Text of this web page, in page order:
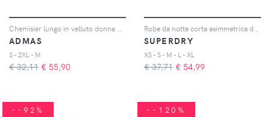
Chemisier lungo in velluto donna Classic Pico Dots Lace
ADMAS
S - 2XL - M
€ 32,11 € 55,90
Robe da notte corta asimmetrica donna
SUPERDRY
XS - S - M - L - XL
€ 37,71 € 54,99
--92% --120%